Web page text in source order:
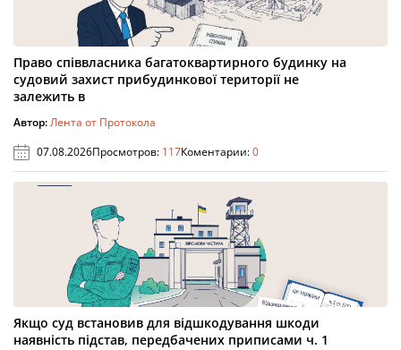
Право співвласника багатоквартирного будинку на
судовий захист прибудинкової території не
залежить в
Автор:Лента от Протокола
07.08.2026Просмотров: 117Коментарии:0
Якщо суд встановив для відшкодування шкоди
наявність підстав, передбачених приписами ч. 1